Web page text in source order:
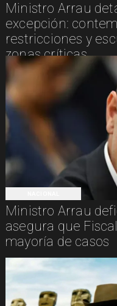
Ministro Arrau
excepción:
restricciones y
zonas críticas
Ministro Arrau
asegura que
mayoría de casos